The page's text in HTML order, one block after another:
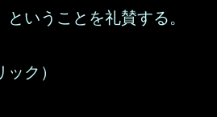
いうことを礼賛する。
ク）